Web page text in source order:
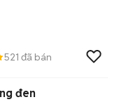
521 đã bán
đen